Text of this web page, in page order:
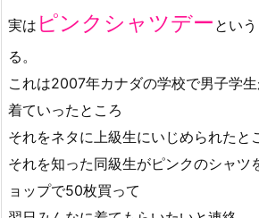
実は ピンクシャツデー とい
る。
これは2007年カナダの学校で男子学
着ていったところ
それをネタに上級生にいじめられたと
それを知った同級生がピンクのシャツ
ョップで50枚買って